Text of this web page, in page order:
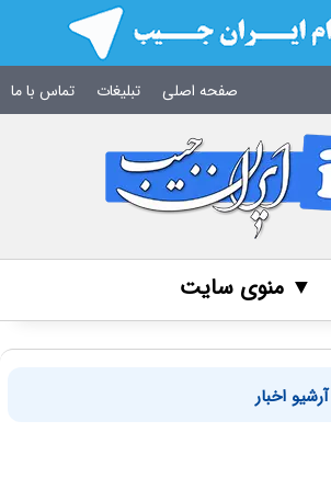
صفحه اصلی تبلیغات تماس با ما
▼ منوی سایت
آرشیو اخبار